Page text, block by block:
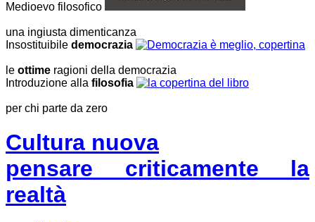
Medioevo filosofico
una ingiusta dimenticanza
Insostituibile democrazia
le ottime ragioni della democrazia
Introduzione alla filosofia
per chi parte da zero
Cultura nuova
pensare criticamente la
realtà